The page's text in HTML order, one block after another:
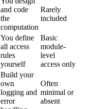
and code
the
computation
Rarely
included
You define
all access
rules
yourself
Basic
module-
level
access only
Build your
own
logging and
error
Often
minimal or
absent